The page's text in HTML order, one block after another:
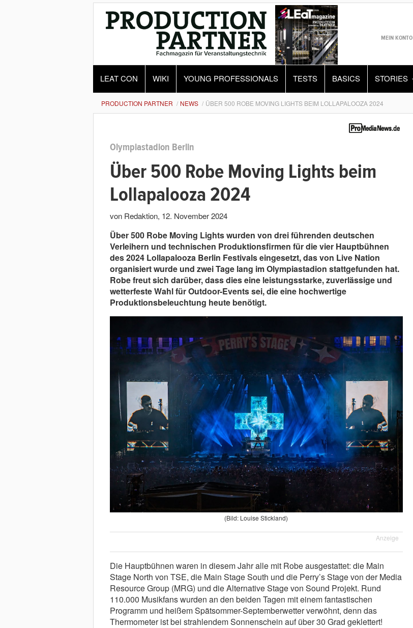
MEIN KONTO
LEAT CON WIKI YOUNG PROFESSIONALS TESTS BASICS STORIES
PRODUCTION PARTNER NEWS ÜBER 500 ROBE MOVING LIGHTS BEIM LOLLAPALOOZA 2024
Olympiastadion Berlin
Über 500 Robe Moving Lights beim
Lollapalooza 2024
von Redaktion, 12. November 2024
Über 500 Robe Moving Lights wurden von drei führenden deutschen
Verleihern und technischen Produktionsfirmen für die vier Hauptbühnen
des 2024 Lollapalooza Berlin Festivals eingesetzt, das von Live Nation
organisiert wurde und zwei Tage lang im Olympiastadion stattgefunden hat.
Robe freut sich darüber, dass dies eine leistungsstarke, zuverlässige und
wetterfeste Wahl für Outdoor-Events sei, die eine hochwertige
Produktionsbeleuchtung heute benötigt.
(Bild: Louise Stickland)
Anzeige
Die Hauptbühnen waren in diesem Jahr alle mit Robe ausgestattet: die Main
Stage North von TSE, die Main Stage South und die Perry’s Stage von der Media
Resource Group (MRG) und die Alternative Stage von Sound Projekt. Rund
110.000 Musikfans wurden an den beiden Tagen mit einem fantastischen
Programm und heißem Spätsommer-Septemberwetter verwöhnt, denn das
Thermometer ist bei strahlendem Sonnenschein auf über 30 Grad geklettert!